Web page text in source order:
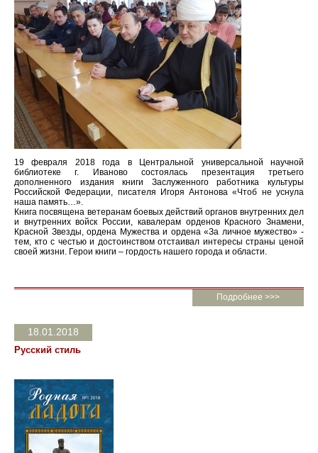
19 февраля 2018 года в Центральной универсальной научной
библиотеке г. Иваново состоялась презентация третьего
дополненного издания книги Заслуженного работника культуры
Российской Федерации, писателя Игоря Антонова «Чтоб не уснула
наша память…».
Книга посвящена ветеранам боевых действий органов внутренних дел
и внутренних войск России, кавалерам орденов Красного Знамени,
Красной Звезды, ордена Мужества и ордена «За личное мужество» -
тем, кто с честью и достоинством отстаивал интересы страны ценой
своей жизни. Герои книги – гордость нашего города и области.
Подробнее >>>
18.01.2018
Русский стиль